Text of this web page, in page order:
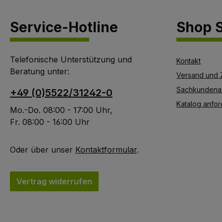
Service-Hotline
Telefonische Unterstützung und
Beratung unter:
+49 (0)5522/31242-0
Mo.-Do. 08:00 - 17:00 Uhr,
Fr. 08:00 - 16:00 Uhr
Oder über unser Kontaktformular.
Vertrag widerrufen
Shop
Kontakt
Versand und
Katalog